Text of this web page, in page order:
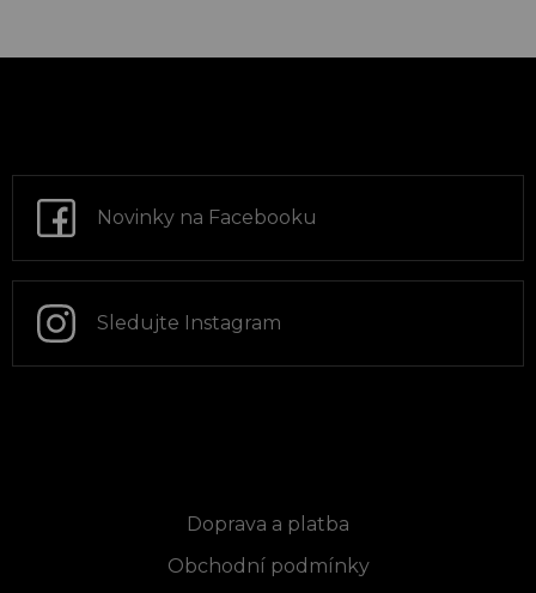
a
Novinky na Facebooku
Sledujte Instagram
Doprava a platba
Obchodní podmínky